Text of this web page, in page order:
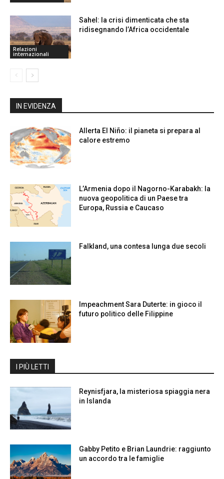
Relazioni
internazionali
Sahel: la crisi dimenticata che sta
ridisegnando l’Africa occidentale
IN EVIDENZA
Allerta El Niño: il pianeta si prepara al
calore estremo
L’Armenia dopo il Nagorno-Karabakh: la
nuova geopolitica di un Paese tra
Europa, Russia e Caucaso
Falkland, una contesa lunga due secoli
Impeachment Sara Duterte: in gioco il
futuro politico delle Filippine
I PIÙ LETTI
Reynisfjara, la misteriosa spiaggia nera
in Islanda
Gabby Petito e Brian Laundrie: raggiunto
un accordo tra le famiglie